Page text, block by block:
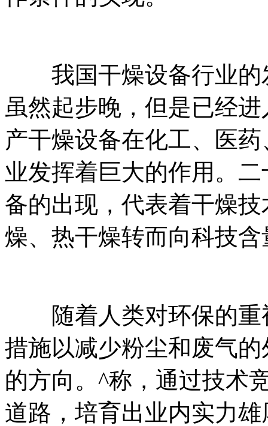
我国干燥设备行业的
虽然起步晚，但是已经
产干燥设备在化工、医
业发挥着巨大的作用。
备的出现，代表着干燥
燥、热干燥转而向科技
随着人类对环保的重
措施以减少粉尘和废气
的方向。^称，通过技术
道路，培育出业内实力